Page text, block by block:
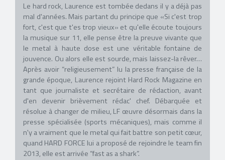
Le hard rock, Laurence est tombée dedans il y a déjà pas
mal d'années. Mais partant du principe que «Si c'est trop
fort, c'est que t'es trop vieux» et qu'elle écoute toujours
la musique sur 11, elle pense être la preuve vivante que
le metal à haute dose est une véritable fontaine de
jouvence. Ou alors elle est sourde, mais laissez-la rêver…
Après avoir “religieusement” lu la presse française de la
grande époque, Laurence rejoint Hard Rock Magazine en
tant que journaliste et secrétaire de rédaction, avant
d'en devenir brièvement rédac' chef. Débarquée et
résolue à changer de milieu, LF œuvre désormais dans la
presse spécialisée (sports mécaniques), mais comme il
n'y a vraiment que le metal qui fait battre son petit cœur,
quand HARD FORCE lui a proposé de rejoindre le team fin
2013, elle est arrivée “fast as a shark”.